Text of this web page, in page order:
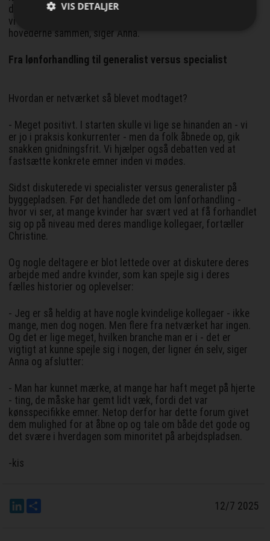
diskuterer det. Det er nemt at kritisere branchen, men skal
vi finde konstruktive løsninger, kræver det, at vi slår
hovederne sammen, siger Anna.
Fra lønforhandling til generalist versus specialist
Hvordan er netværket så blevet modtaget?
- Meget positivt. I starten skulle vi lige se hinanden an - vi
er jo i praksis konkurrenter - men da folk åbnede op, gik
snakken gnidningsfrit. Vi hjælper også debatten ved at
fastsætte konkrete emner inden vi mødes.
Sidst diskuterede vi specialister versus generalister på
byggepladsen. Før det handlede det om lønforhandling -
hvor vi ser, at mange kvinder har svært ved at få forhandlet
sig op på niveau med deres mandlige kollegaer, fortæller
Christine.
Og nogle deltagere er blot lettede over at diskutere deres
arbejde med andre kvinder, som kan spejle sig i deres
fælles historier og oplevelser:
- Jeg er så heldig at have nogle kvindelige kollegaer - ikke
mange, men dog nogen. Men flere fra netværket har ingen.
Og det er lige meget, hvilken branche man er i - det er
vigtigt at kunne spejle sig i nogen, der ligner én selv, siger
Anna og afslutter:
- Man har kunnet mærke, at mange har haft meget på hjerte
- ting, de måske har gemt lidt væk, fordi det var
kønsspecifikke emner. Netop derfor har dette forum givet
dem mulighed for at åbne op og tale om både det gode og
det svære i hverdagen som minoritet på arbejdspladsen.
-kis
LinkedIn 12/7 2025
VIS DETALJER